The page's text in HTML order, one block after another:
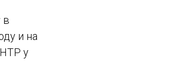
в
и на
у